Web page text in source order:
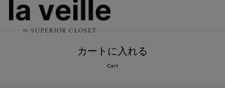
カートに入れる
Cart